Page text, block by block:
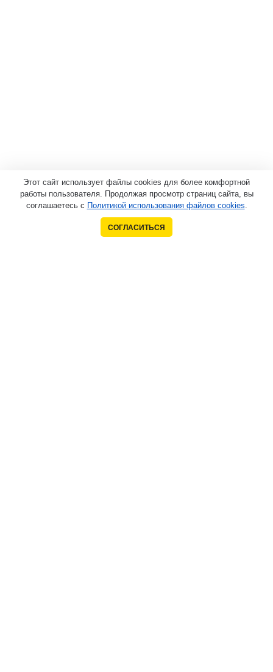
Этот сайт использует файлы cookies для более комфортной
работы пользователя. Продолжая просмотр страниц сайта, вы
соглашаетесь с Политикой использования файлов cookies.
СОГЛАСИТЬСЯ